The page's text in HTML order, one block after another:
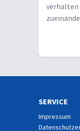
verhalten
SERVICE
Impressum